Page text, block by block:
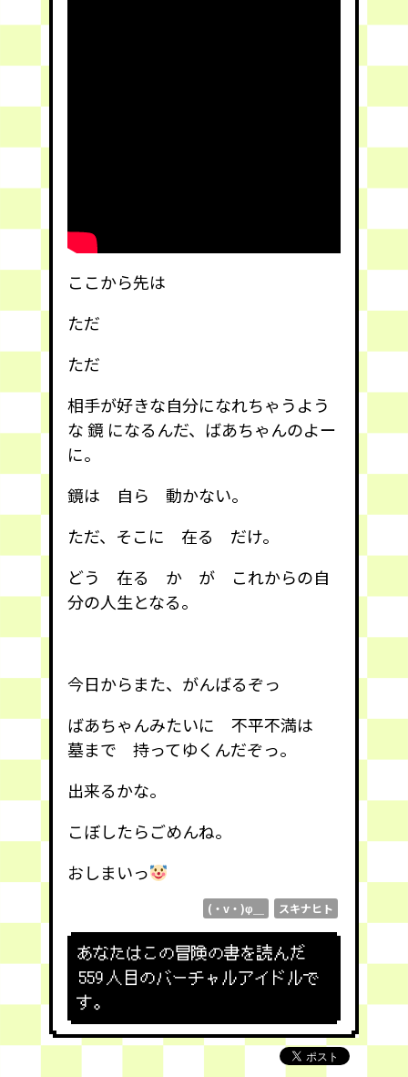
ここから先は
ただ
ただ
相手が好きな自分になれちゃうよう
な 鏡 になるんだ、ばあちゃんのよー
に。
鏡は 自ら 動かない。
ただ、そこに 在る だけ。
どう 在る か が これからの自
分の人生となる。
今日からまた、がんばるぞっ
ばあちゃんみたいに 不平不満は
墓まで 持ってゆくんだぞっ。
出来るかな。
こぼしたらごめんね。
おしまいっ
(・v・)φ＿ スキナヒト
あなたはこの冒険の書を読んだ
559 人目のバーチャルアイドルで
す。